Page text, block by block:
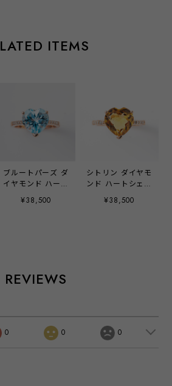
ITEMS
ブルートパーズ ダ
イヤモンド ハート
シェイプリング ピ
ンクゴールド
¥38,500
シトリン ダイヤモ
ンド ハートシェイ
プリング ピンクゴ
ールド
¥38,500
REVIEWS
0 0 0